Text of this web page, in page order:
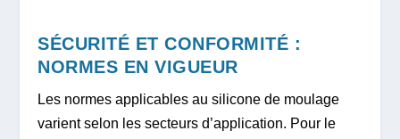
SÉCURITÉ ET CONFORMITÉ :
NORMES EN VIGUEUR
Les normes applicables au silicone de moulage
varient selon les secteurs d’application. Pour le